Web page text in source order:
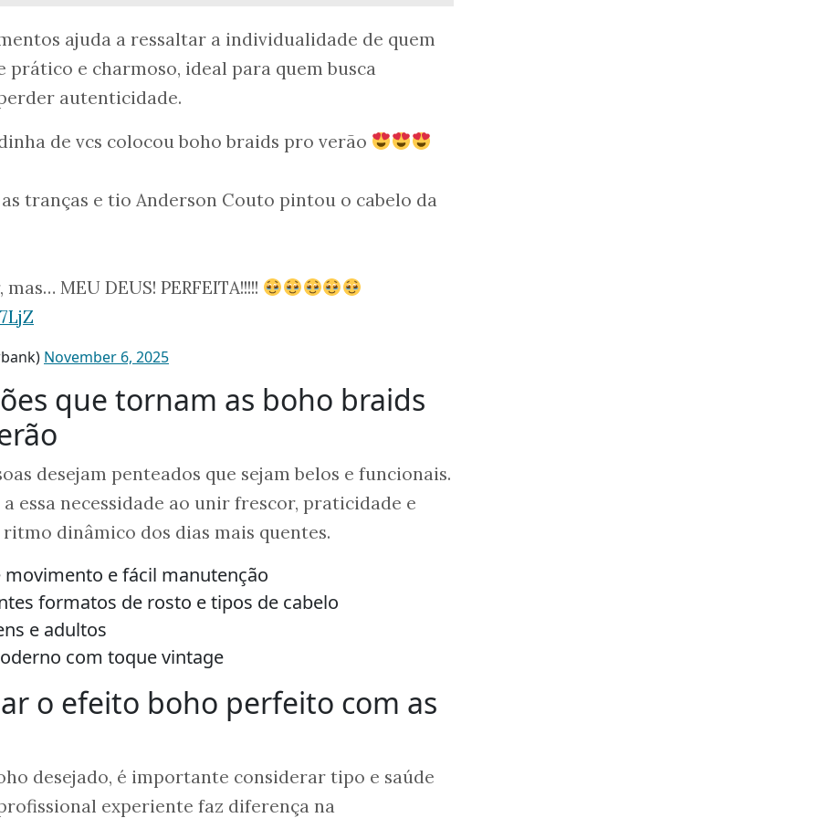
ajuda a ressaltar a individualidade de quem
prático e charmoso, ideal para quem busca
autenticidade.
de vcs colocou boho braids pro verão
tranças e tio Anderson Couto pintou o cabelo da
MEU DEUS! PERFEITA!!!!!
November 6, 2025
que tornam as boho braids
desejam penteados que sejam belos e funcionais.
essa necessidade ao unir frescor, praticidade e
dinâmico dos dias mais quentes.
e fácil manutenção
formatos de rosto e tipos de cabelo
e adultos
com toque vintage
o efeito boho perfeito com as
desejado, é importante considerar tipo e saúde
experiente faz diferença na